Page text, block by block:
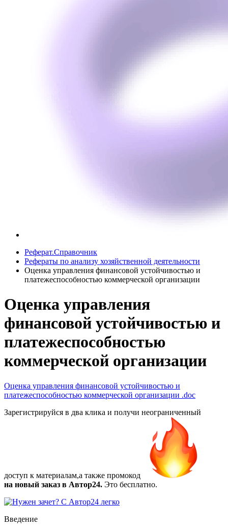
Реферат.Справочник
Рефераты по анализу хозяйственной деятельности
Оценка управления финансовой устойчивостью и
платежеспособностью коммерческой организации
Оценка управления
финансовой устойчивостью и
платежеспособностью
коммерческой организации
Оценка управления финансовой устойчивостью и
платежеспособностью коммерческой организации .doc
Зарегистрируйся в два клика и получи неограниченный
доступ к материалам,а также промокод
на новый заказ в Автор24. Это бесплатно.
Введение